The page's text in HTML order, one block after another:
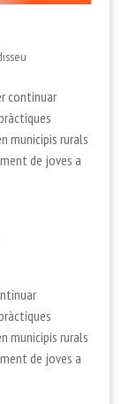
continuar
municipis rurals
de joves a
municipis rurals
de joves a